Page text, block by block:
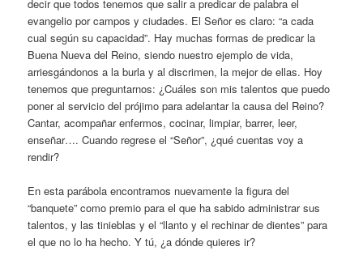
decir que todos tenemos que salir a predicar de palabra el
evangelio por campos y ciudades. El Señor es claro: “a cada
cual según su capacidad”. Hay muchas formas de predicar la
Buena Nueva del Reino, siendo nuestro ejemplo de vida,
arriesgándonos a la burla y al discrimen, la mejor de ellas. Hoy
tenemos que preguntarnos: ¿Cuáles son mis talentos que puedo
poner al servicio del prójimo para adelantar la causa del Reino?
Cantar, acompañar enfermos, cocinar, limpiar, barrer, leer,
enseñar…. Cuando regrese el “Señor”, ¿qué cuentas voy a
rendir?
En esta parábola encontramos nuevamente la figura del
“banquete” como premio para el que ha sabido administrar sus
talentos, y las tinieblas y el “llanto y el rechinar de dientes” para
el que no lo ha hecho. Y tú, ¿a dónde quieres ir?